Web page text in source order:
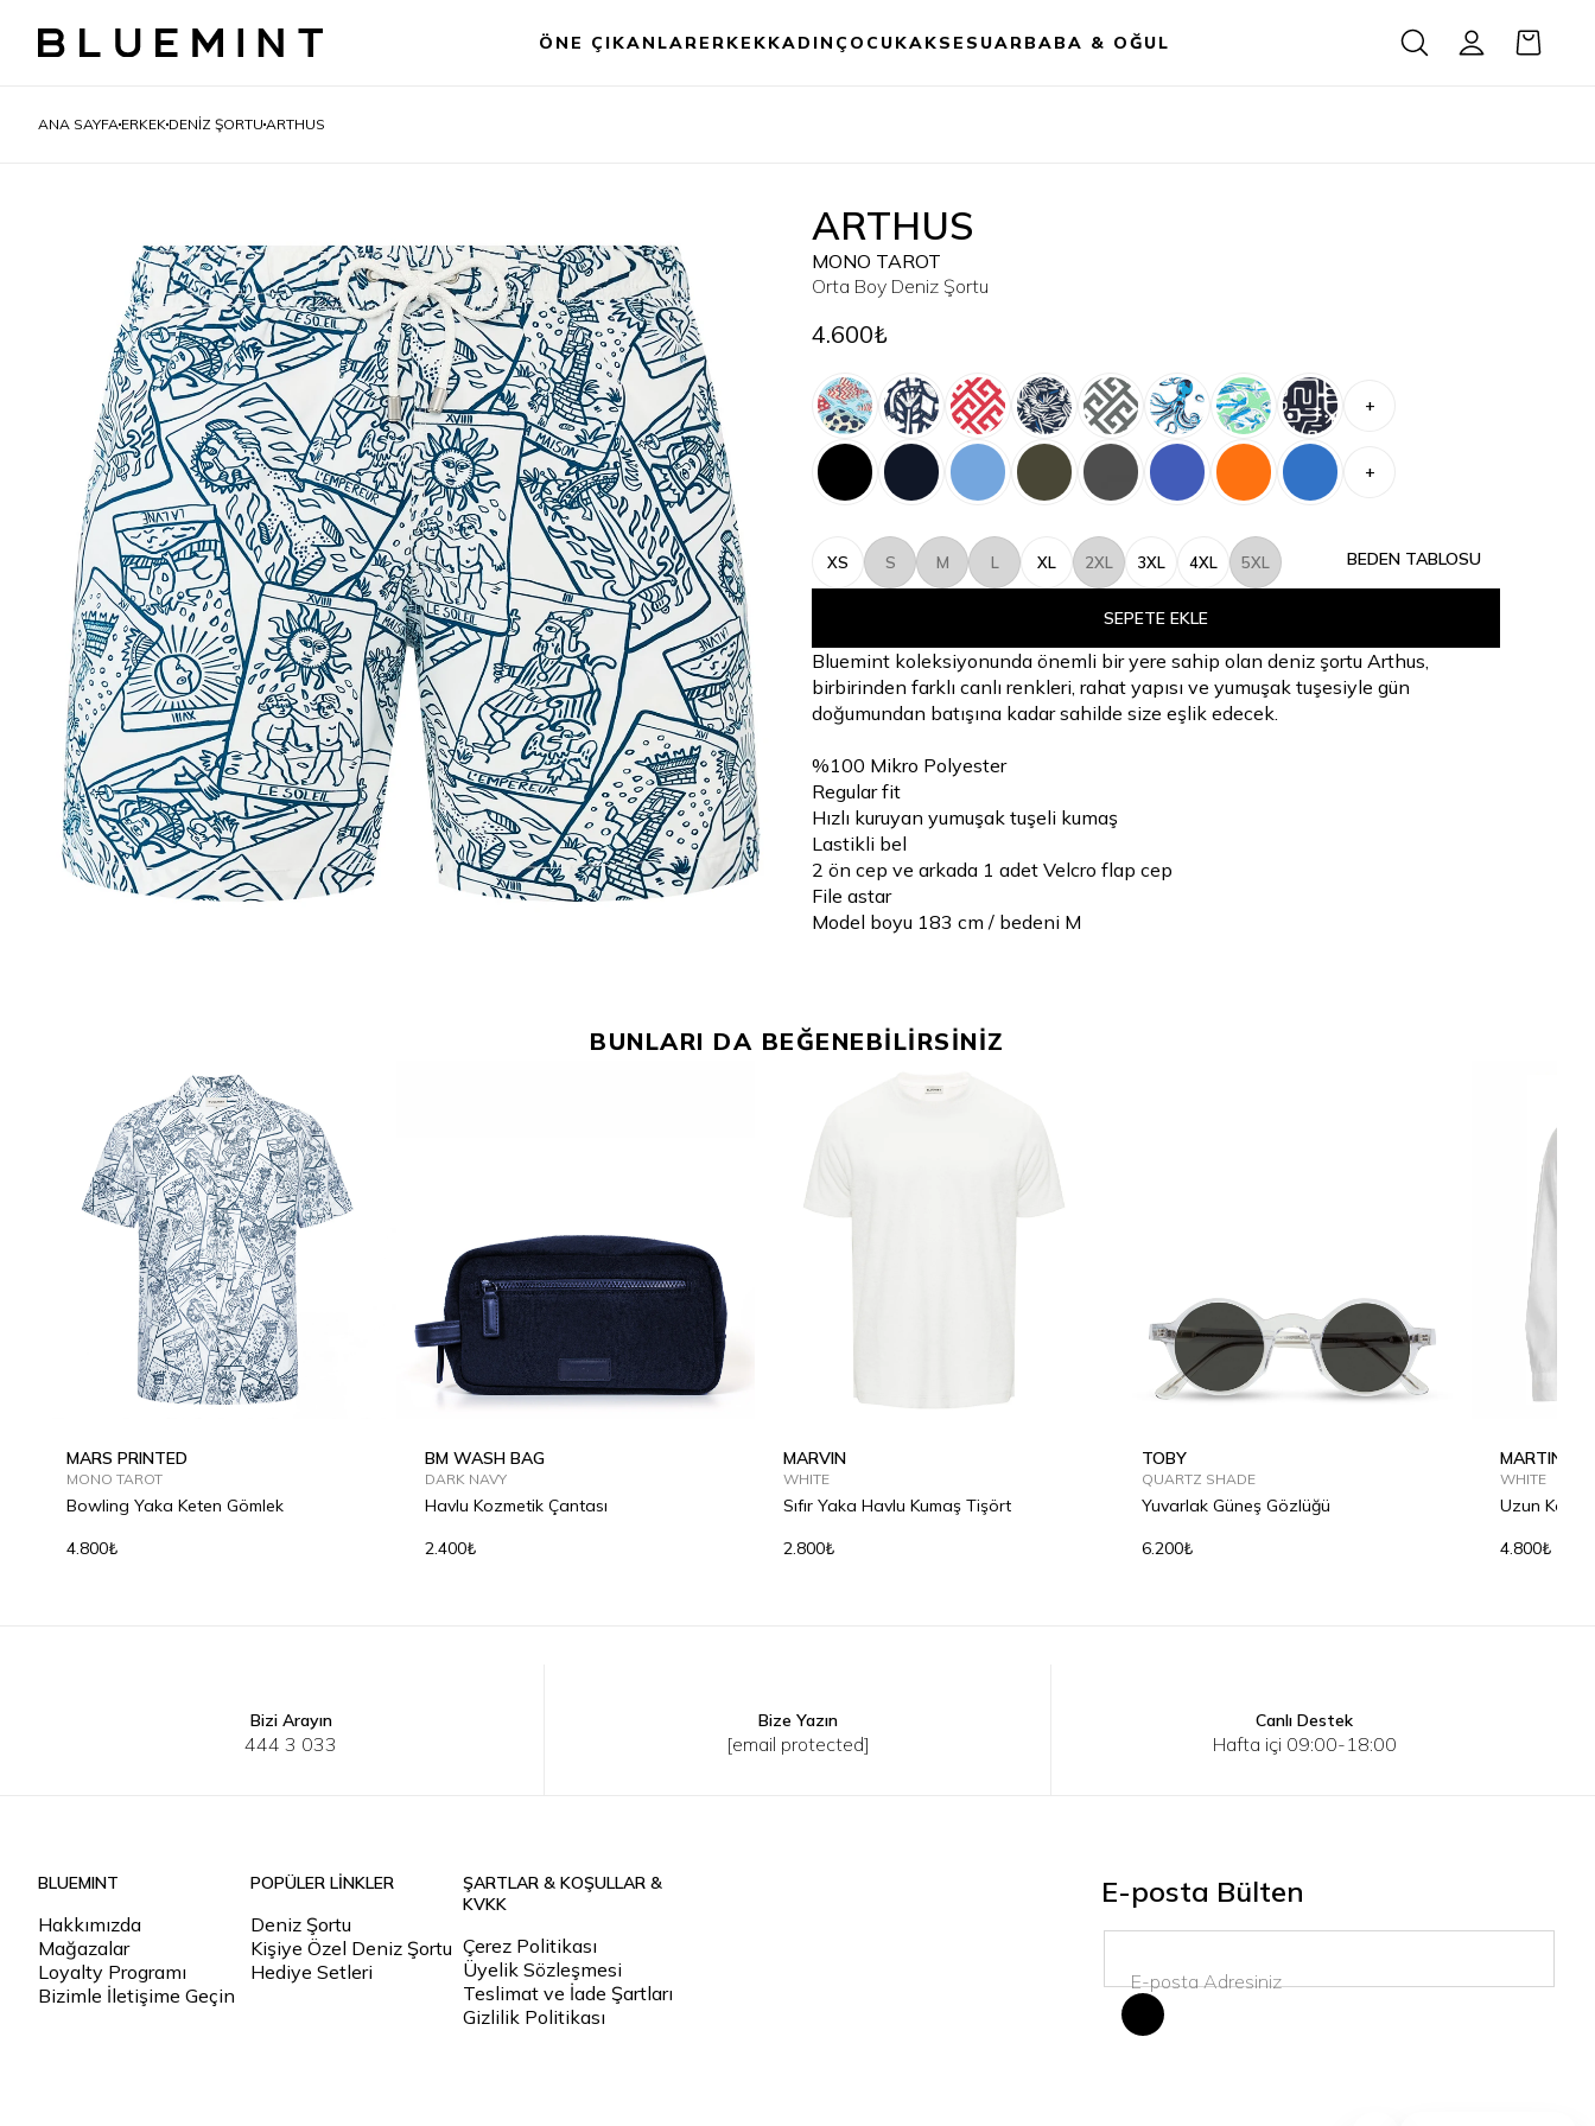
ÖNE ÇIKANLAR ERKEKKADIN ÇOCUKAKSESUAR BABA & OĞUL
ANA SAYFA ERKEK DENIZ ŞORTU ARTHUS
ARTHUS
MONO TAROT
Orta Boy Deniz Şortu
4.600₺
+
+
XS S M L XL 2XL 3XL 4XL 5XL BEDEN TABLOSU
SEPETE EKLE
Bluemint koleksiyonunda önemli bir yere sahip olan deniz şortu Arthus,
birbirinden farklı canlı renkleri, rahat yapısı ve yumuşak tuşesiyle gün
doğumundan batışına kadar sahilde size eşlik edecek.
%100 Mikro Polyester
Regular fit
Hızlı kuruyan yumuşak tuşeli kumaş
Lastikli bel
2 ön cep ve arkada 1 adet Velcro flap cep
File astar
Model boyu 183 cm / bedeni M
BUNLARI DA BEĞENEBİLİRSİNİZ
XL 2XL
MARS PRINTED
MONO TAROT
Bowling Yaka Keten Gömlek
4.800₺
BM WASH BAG
DARK NAVY
Havlu Kozmetik Çantası
2.400₺
M
MARVIN
WHITE
Sıfır Yaka Havlu Kumaş Tişört
2.800₺
TOBY
QUARTZ SHADE
Yuvarlak Güneş Gözlüğü
6.200₺
MARTIN
WHITE
Uzun Kollu
4.800₺
Bizi Arayın
444 3 033
Bize Yazın
[email protected]
Canlı Destek
Hafta içi 09:00-18:00
BLUEMINT
Hakkımızda
Mağazalar
Loyalty Programı
Bizimle İletişime Geçin
POPÜLER LİNKLER
Deniz Şortu
Kişiye Özel Deniz Şortu
Hediye Setleri
ŞARTLAR & KOŞULLAR &
KVKK
Çerez Politikası
Üyelik Sözleşmesi
Teslimat ve İade Şartları
Gizlilik Politikası
E-posta Bülten